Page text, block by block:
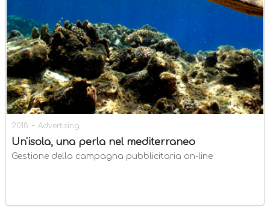
2018 - Advertising
Un'isola, una perla nel mediterraneo
Gestione della campagna pubblicitaria on-line